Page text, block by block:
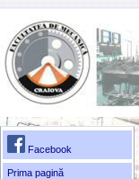
Facebook
Prima pagină